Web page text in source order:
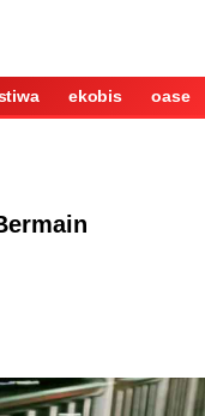
ekobis oase